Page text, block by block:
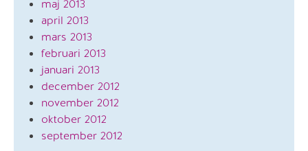
maj 2013
april 2013
mars 2013
februari 2013
januari 2013
december 2012
november 2012
oktober 2012
september 2012